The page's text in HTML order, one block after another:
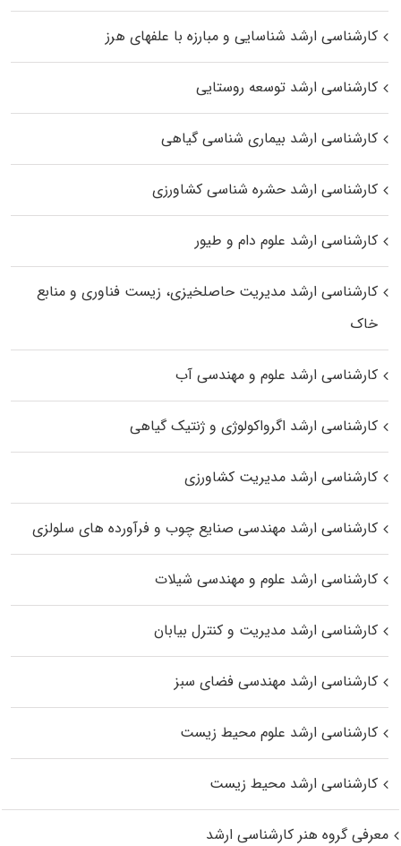
کارشناسی ارشد شناسایی و مبارزه با علفهای هرز
کارشناسی ارشد توسعه روستایی
کارشناسی ارشد بیماری‌ شناسی گیاهی
کارشناسی ارشد حشره‌ شناسی کشاورزی
کارشناسی ارشد علوم دام و طیور
کارشناسی ارشد مدیریت حاصلخیزی، زیست فناوری و منابع
خاک
کارشناسی ارشد علوم و مهندسی آب
کارشناسی ارشد اگرواکولوژی و ژنتیک گیاهی
کارشناسی ارشد مدیریت کشاورزی
کارشناسی ارشد مهندسی صنایع چوب و فرآورده‌ های سلولزی
کارشناسی ارشد علوم و مهندسی شیلات
کارشناسی ارشد مدیریت و کنترل بیابان
کارشناسی ارشد مهندسی فضای سبز
کارشناسی ارشد علوم محیط‌ زیست
کارشناسی ارشد محیط زیست
معرفی گروه هنر کارشناسی ارشد